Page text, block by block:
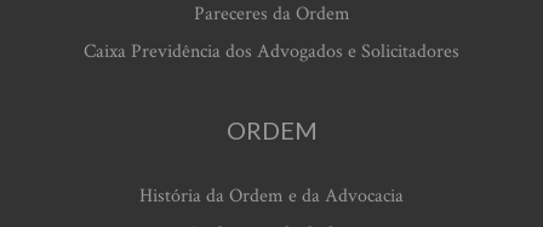
Pareceres da Ordem
Caixa Previdência dos Advogados e Solicitadores
ORDEM
História da Ordem e da Advocacia